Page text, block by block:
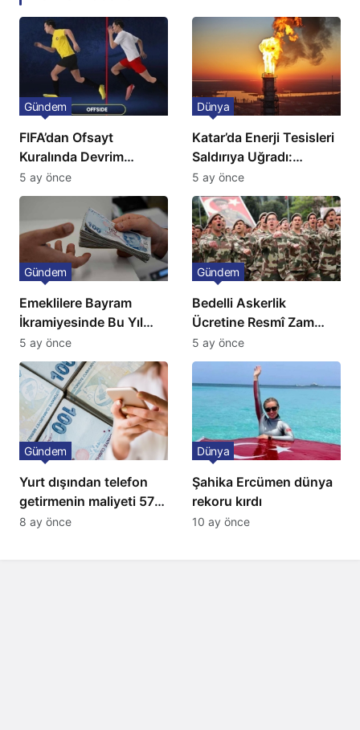
FIFA’dan Ofsayt
Kuralında Devrim
Niteliğinde Onay
Gündem
5 ay önce
Katar’da Enerji Tesisleri
Saldırıya Uğradı:
Avrupa’da Doğalgaz
Fiyatlarında Sert Artış
Dünya
5 ay önce
Emeklilere Bayram
İkramiyesinde Bu Yıl
Artış Gelmeyecek
Gündem
5 ay önce
Bedelli Askerlik
Ücretine Resmî Zam
Geliyor
Gündem
5 ay önce
Yurt dışından telefon
getirmenin maliyeti 57
bin lira oldu
Gündem
8 ay önce
Şahika Ercümen dünya
rekoru kırdı
Dünya
10 ay önce